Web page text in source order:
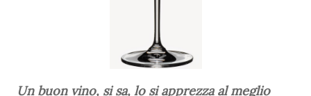
Un buon vino, si sa, lo si apprezza al meglio